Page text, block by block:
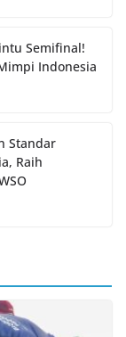
Semifinal!
Indonesia
Standar
Raih